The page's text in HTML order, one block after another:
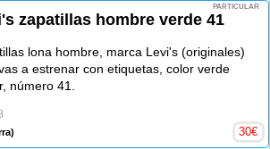
PARTICULAR
zapatillas hombre verde 41
lona hombre, marca Levi's (originales)
a estrenar con etiquetas, color verde
número 41.
30€